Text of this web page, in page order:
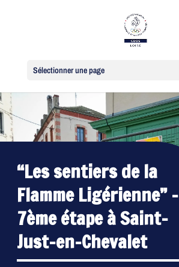
Sélectionner une page
“Les sentiers de la
Flamme Ligérienne” –
7ème étape à Saint-
Just-en-Chevalet